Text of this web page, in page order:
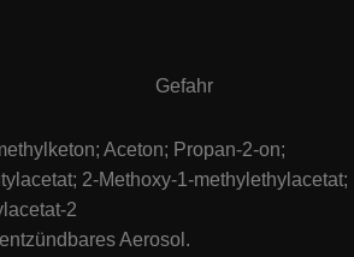
Gefahr
Aceton; Propan-2-on;
2-Methoxy-1-methylethylacetat;
2
Aerosol.